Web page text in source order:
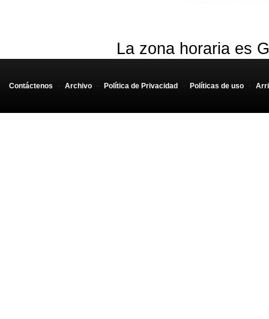
La zona horaria es
Contáctenos - Archivo - Política de Privacidad - Políticas de uso -